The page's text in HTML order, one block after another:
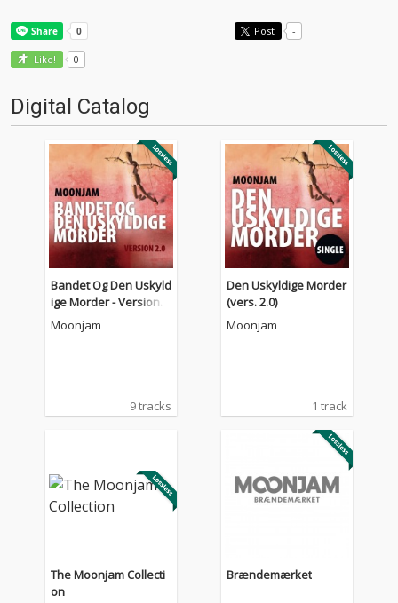
Post -
Like! 0
Digital Catalog
Bandet Og Den Uskyld
ige Morder - Version 2.
0Moonjam
9 tracks
Den Uskyldige Morder
(vers. 2.0)
Moonjam
1 track
The Moonjam Collecti
on
Brændemærket